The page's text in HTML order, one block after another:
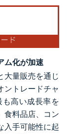
ム化が加速
大量販売を通じ
ントレードチャ
も高い成長率を
食料品店、コン
入手可能性に起